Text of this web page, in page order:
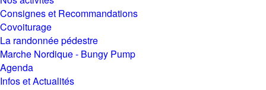
Consignes et Recommandations
Covoiturage
La randonnée pédestre
Marche Nordique - Bungy Pump
Agenda
Infos et Actualités